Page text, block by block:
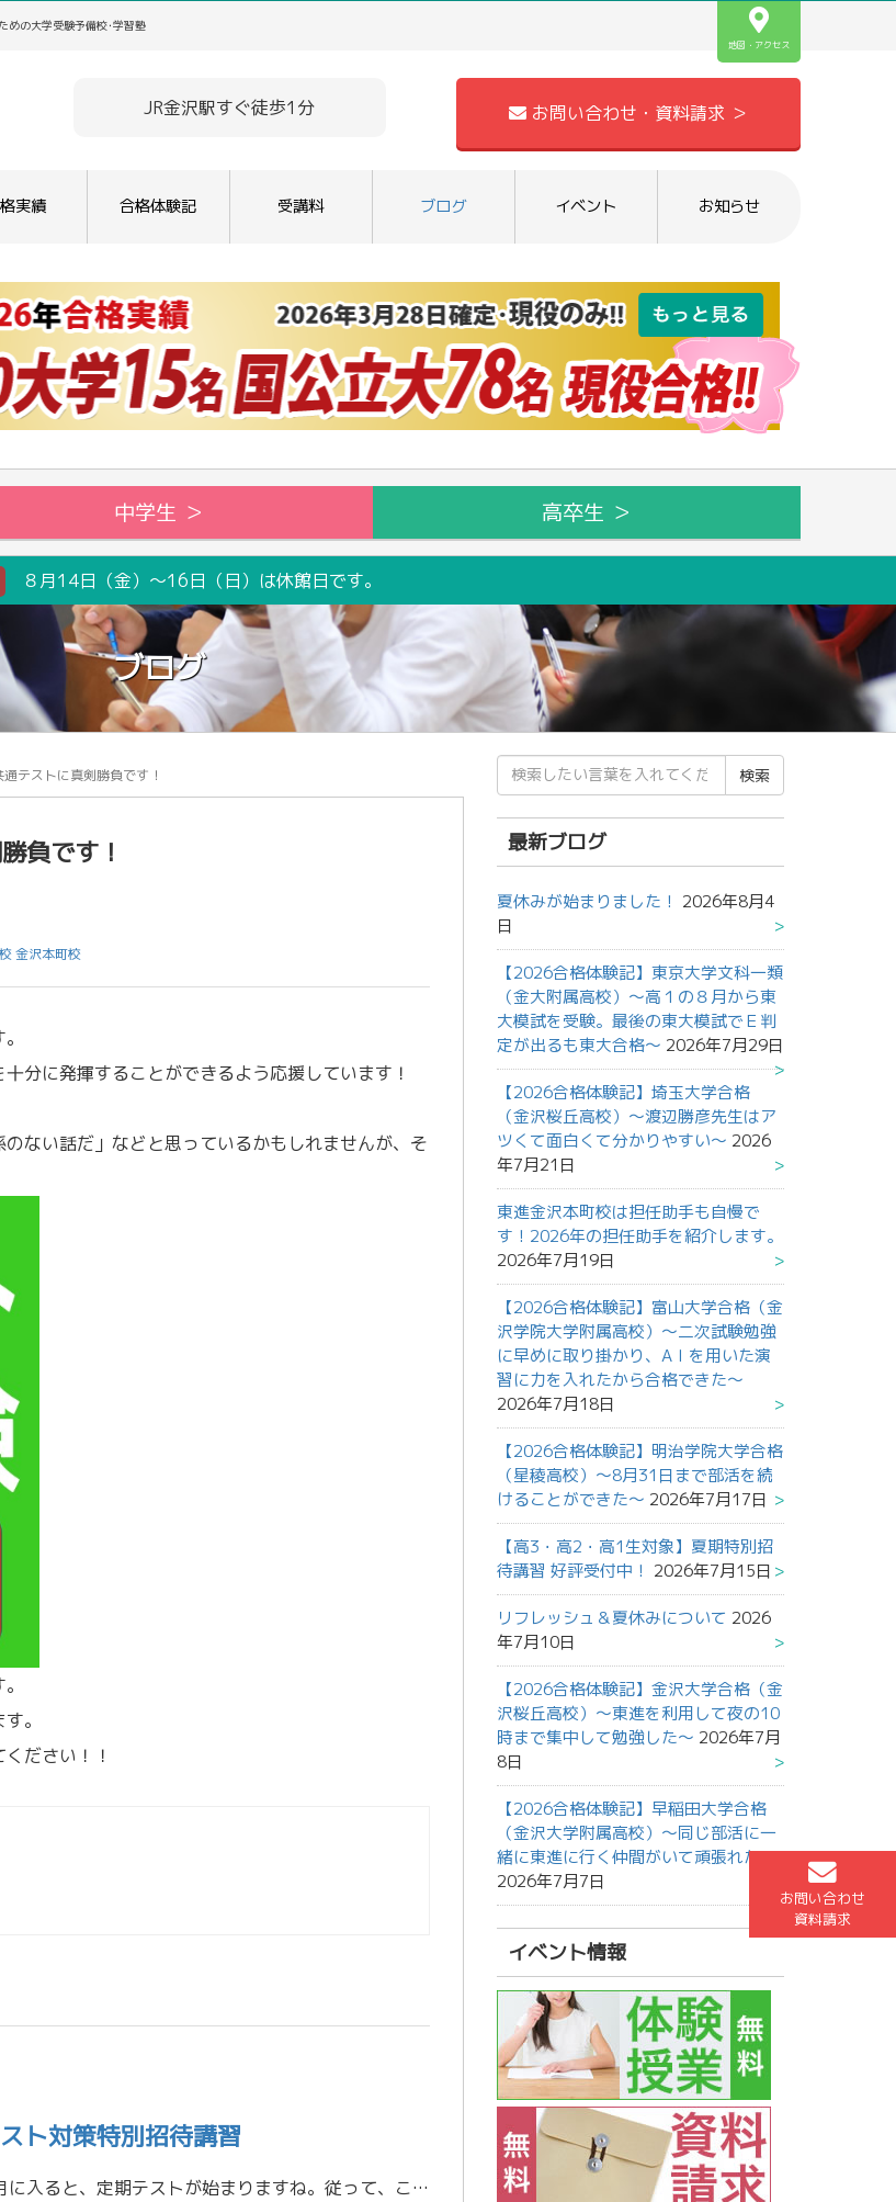
めの大学受験予備校･学習塾
地図・アクセス
JR金沢駅すぐ徒歩1分 お問い合わせ・資料請求 ＞
実績 合格体験記 受講料 ブログ イベント お知らせ
中学生 ＞ 高卒生 ＞
お問い合わせ
資料請求
８月14日（金）～16日（日）は休館日です。
ブログ
テストに真剣勝負です！
負です！
金沢本町校
分に発揮することができるよう応援しています！
ない話だ」などと思っているかもしれませんが、そ
。
ださい！！
ト対策特別招待講習
早いもので４月もあと二日です。５月に入ると、定期テストが始まりますね。従って、このゴールデン・ウィークをどう過ごすのか、とても重要になってきます。 ／ 東進生は、休館日も含めて、しっかりと学習計画を立てていることかと思い […]
検
索
結
果:
最新ブログ
夏休みが始まりました！ 2026年8月4
日
【2026合格体験記】東京大学文科一類
（金大附属高校）～高１の８月から東
大模試を受験。最後の東大模試でＥ判
定が出るも東大合格～ 2026年7月29日
【2026合格体験記】埼玉大学合格
（金沢桜丘高校）～渡辺勝彦先生はア
ツくて面白くて分かりやすい～ 2026
年7月21日
東進金沢本町校は担任助手も自慢で
す！2026年の担任助手を紹介します。
2026年7月19日
【2026合格体験記】富山大学合格（金
沢学院大学附属高校）～二次試験勉強
に早めに取り掛かり、AＩを用いた演
習に力を入れたから合格できた～
2026年7月18日
【2026合格体験記】明治学院大学合格
（星稜高校）～8月31日まで部活を続
けることができた～ 2026年7月17日
【高3・高2・高1生対象】夏期特別招
待講習 好評受付中！ 2026年7月15日
リフレッシュ＆夏休みについて 2026
年7月10日
【2026合格体験記】金沢大学合格（金
沢桜丘高校）～東進を利用して夜の10
時まで集中して勉強した～ 2026年7月
8日
【2026合格体験記】早稲田大学合格
（金沢大学附属高校）～同じ部活に一
緒に東進に行く仲間がいて頑張れた～
2026年7月7日
イベント情報